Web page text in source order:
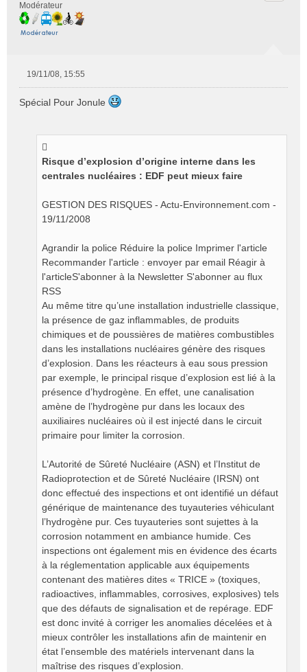
Modérateur
s
19/11/08, 15:55
Spécial Pour Jonule
Risque d’explosion d’origine interne dans les
centrales nucléaires : EDF peut mieux faire
GESTION DES RISQUES - Actu-Environnement.com -
19/11/2008
Agrandir la police Réduire la police Imprimer l'article
Recommander l'article : envoyer par email Réagir à
l'articleS'abonner à la Newsletter S'abonner au flux
RSS
Au même titre qu’une installation industrielle classique,
la présence de gaz inflammables, de produits
chimiques et de poussières de matières combustibles
dans les installations nucléaires génère des risques
d’explosion. Dans les réacteurs à eau sous pression
par exemple, le principal risque d’explosion est lié à la
présence d’hydrogène. En effet, une canalisation
amène de l’hydrogène pur dans les locaux des
auxiliaires nucléaires où il est injecté dans le circuit
primaire pour limiter la corrosion.
L’Autorité de Sûreté Nucléaire (ASN) et l’Institut de
Radioprotection et de Sûreté Nucléaire (IRSN) ont
donc effectué des inspections et ont identifié un défaut
générique de maintenance des tuyauteries véhiculant
l’hydrogène pur. Ces tuyauteries sont sujettes à la
corrosion notamment en ambiance humide. Ces
inspections ont également mis en évidence des écarts
à la réglementation applicable aux équipements
contenant des matières dites « TRICE » (toxiques,
radioactives, inflammables, corrosives, explosives) tels
que des défauts de signalisation et de repérage. EDF
est donc invité à corriger les anomalies décelées et à
mieux contrôler les installations afin de maintenir en
état l’ensemble des matériels intervenant dans la
maîtrise des risques d’explosion.